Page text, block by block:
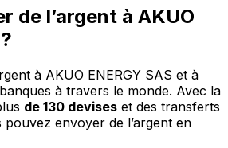
de l’argent à AKUO
à AKUO ENERGY SAS et à
à travers le monde. Avec la
de 130 devises et des transferts
pouvez envoyer de l’argent en